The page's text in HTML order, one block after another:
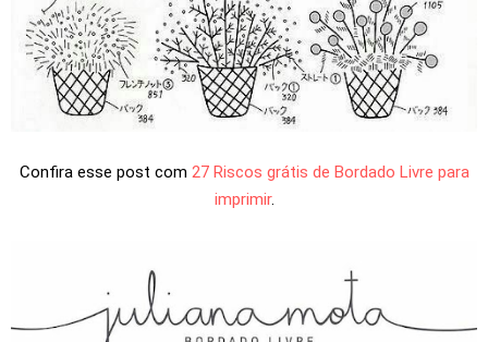
Confira esse post com 27 Riscos grátis de Bordado Livre para
imprimir.